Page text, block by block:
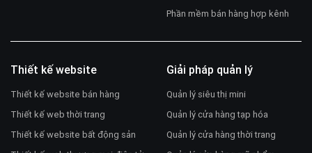
Phần mềm bán hàng hợp kênh
Thiết kế website
Thiết kế website bán hàng
Thiết kế web thời trang
Thiết kế website bất động sản
Giải pháp quản lý
Quản lý siêu thị mini
Quản lý cửa hàng tạp hóa
Quản lý cửa hàng thời trang